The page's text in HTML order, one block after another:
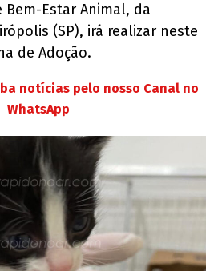
Bem-Estar Animal, da
(SP), irá realizar neste
de Adoção.
notícias pelo nosso Canal no
WhatsApp